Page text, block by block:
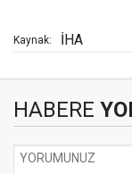
Kaynak: İHA
HABERE